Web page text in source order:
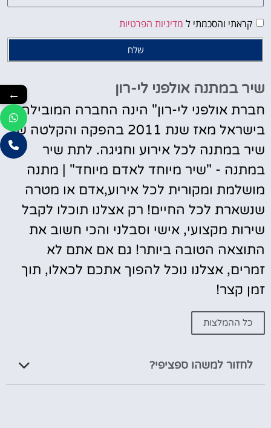
קראתי והסכמתי ל מדיניות הפרטיות
שלח
שיר במתנה אולפני לי-רון
חברת אולפני לי-רון" הינה החברה המובילה
בישראל מאז שנת 2011 בהפקה והקלטה של
שיר במתנה לכל אירוע וחגיגה. לתת שיר
במתנה - "שיר מיוחד לאדם מיוחד" | מתנה
מושלמת ומקורית לכל אירוע,אדם או מטרה
שנשארת לכל החיים! רק אצלנו תוכלו לקבל
שירות מקצועי, אישי וסבלני והכי חשוב את
התוצאה הטובה ביותר! גם אם אתם לא
זמרים, אצלנו נוכל להפוך אתכם לכאלו, תוך
זמן קצר!
כל ההמלצות
לחזור למשהו ספציפי?
←